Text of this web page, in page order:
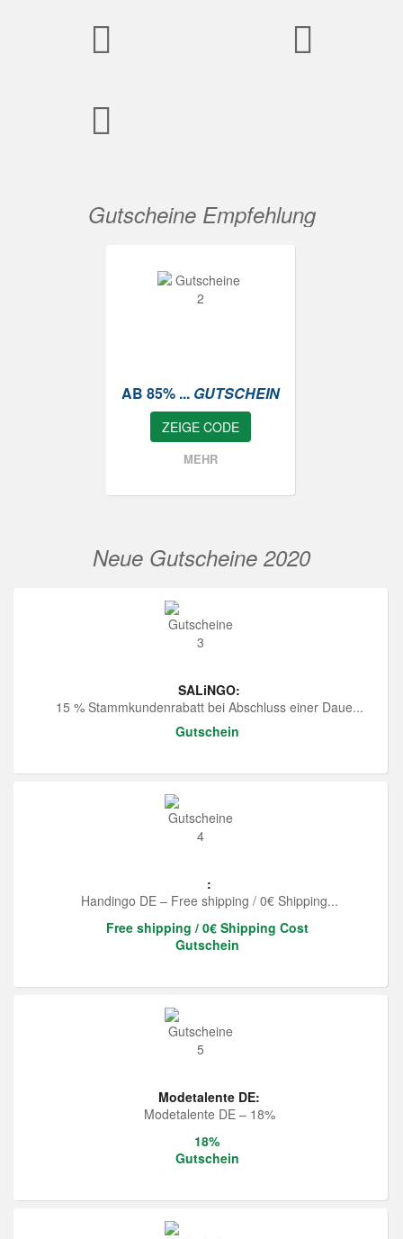
Gutscheine Empfehlung
AB 85% ... GUTSCHEIN
ZEIGE CODE
MEHR
Neue Gutscheine 2020
SALiNGO:
15 % Stammkundenrabatt bei Abschluss einer Daue...
Gutschein
:
Handingo DE – Free shipping / 0€ Shipping...
Free shipping / 0€ Shipping Cost
Gutschein
Modetalente DE:
Modetalente DE – 18%
18%
Gutschein